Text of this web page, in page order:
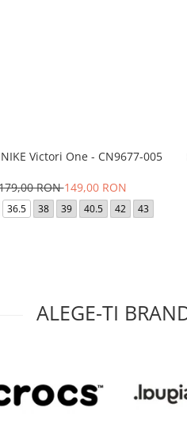
Victori One - CN9677-005
RON149,00 RON
36.5 38 39 40.5 42 43
ALEGE-TI